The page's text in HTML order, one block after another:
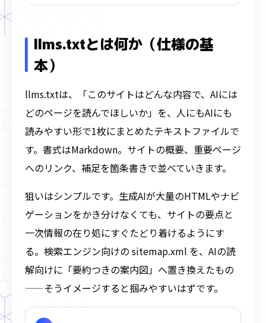
llms.txtとは何か（仕様の基
本）
llms.txtは、「このサイトはどんな内容で、AIには
どのページを読んでほしいか」を、人にもAIにも
読みやすい形で1枚にまとめたテキストファイルで
す。書式はMarkdown。サイトの概要、重要ページ
へのリンク、補足を箇条書きで並べていきます。
狙いはシンプルです。生成AIが大量のHTMLやナビ
ゲーションをかき分けなくても、サイトの要点と
一次情報の在り処にすぐたどり着けるようにす
る。検索エンジン向けの sitemap.xml を、AIの読
解向けに「要約つきの案内図」へ置き換えたもの
——そうイメージすると掴みやすいはずです。